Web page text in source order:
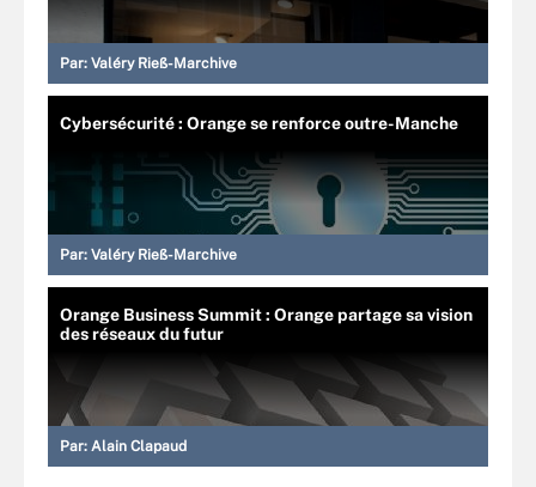
Par: Valéry Rieß-Marchive
Cybersécurité : Orange se renforce outre-Manche
Par: Valéry Rieß-Marchive
Orange Business Summit : Orange partage sa vision
des réseaux du futur
Par: Alain Clapaud